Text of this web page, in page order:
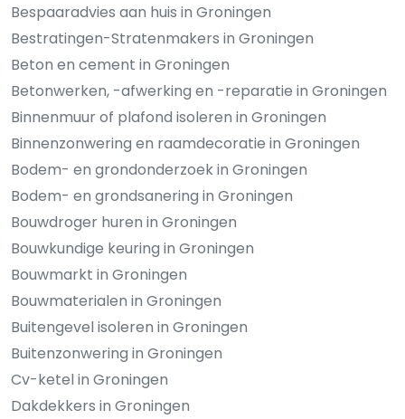
Bespaaradvies aan huis in Groningen
Bestratingen-Stratenmakers in Groningen
Beton en cement in Groningen
Betonwerken, -afwerking en -reparatie in Groningen
Binnenmuur of plafond isoleren in Groningen
Binnenzonwering en raamdecoratie in Groningen
Bodem- en grondonderzoek in Groningen
Bodem- en grondsanering in Groningen
Bouwdroger huren in Groningen
Bouwkundige keuring in Groningen
Bouwmarkt in Groningen
Bouwmaterialen in Groningen
Buitengevel isoleren in Groningen
Buitenzonwering in Groningen
Cv-ketel in Groningen
Dakdekkers in Groningen